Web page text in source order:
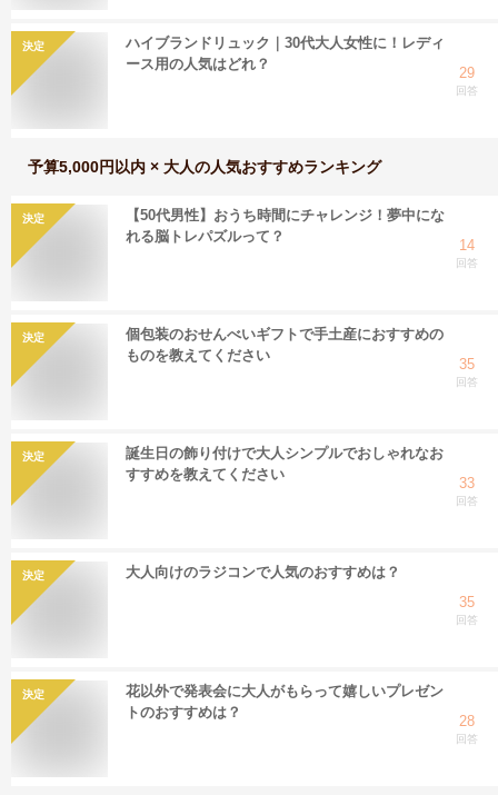
決定
ハイブランドリュック｜30代大人女性に！レディ
ース用の人気はどれ？
29
回答
予算5,000円以内 × 大人の人気おすすめランキング
決定
【50代男性】おうち時間にチャレンジ！夢中にな
れる脳トレパズルって？
14
回答
決定
個包装のおせんべいギフトで手土産におすすめの
ものを教えてください
35
回答
決定
誕生日の飾り付けで大人シンプルでおしゃれなお
すすめを教えてください
33
回答
決定
大人向けのラジコンで人気のおすすめは？
35
回答
決定
花以外で発表会に大人がもらって嬉しいプレゼン
トのおすすめは？
28
回答